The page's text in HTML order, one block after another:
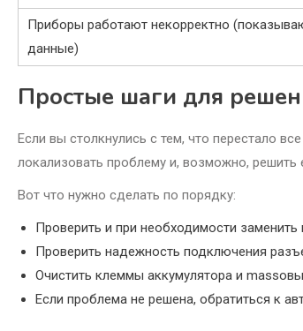
Приборы работают некорректно
данные)
Простые шаги для
Если вы столкнулись с тем, что перестало
локализовать проблему и, возможно, решить
Вот что нужно сделать по порядку:
Проверить и при необходимости заменить
Проверить надежность подключения
Очистить клеммы аккумулятора и
Если проблема не решена, обратиться к